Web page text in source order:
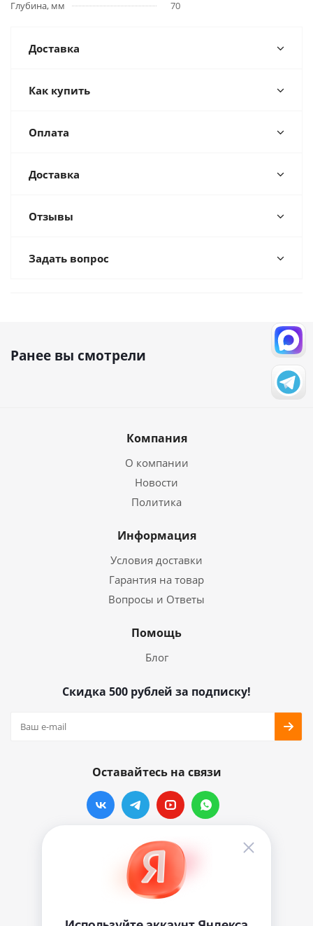
Глубина, мм
70
Доставка
Как купить
Оплата
Доставка
Отзывы
Задать вопрос
Ранее вы смотрели
Компания
О компании
Новости
Политика
Информация
Условия доставки
Гарантия на товар
Вопросы и Ответы
Помощь
Блог
Скидка 500 рублей за подписку!
Оставайтесь на связи
Наши контакты
info@vinylmarkt.ru